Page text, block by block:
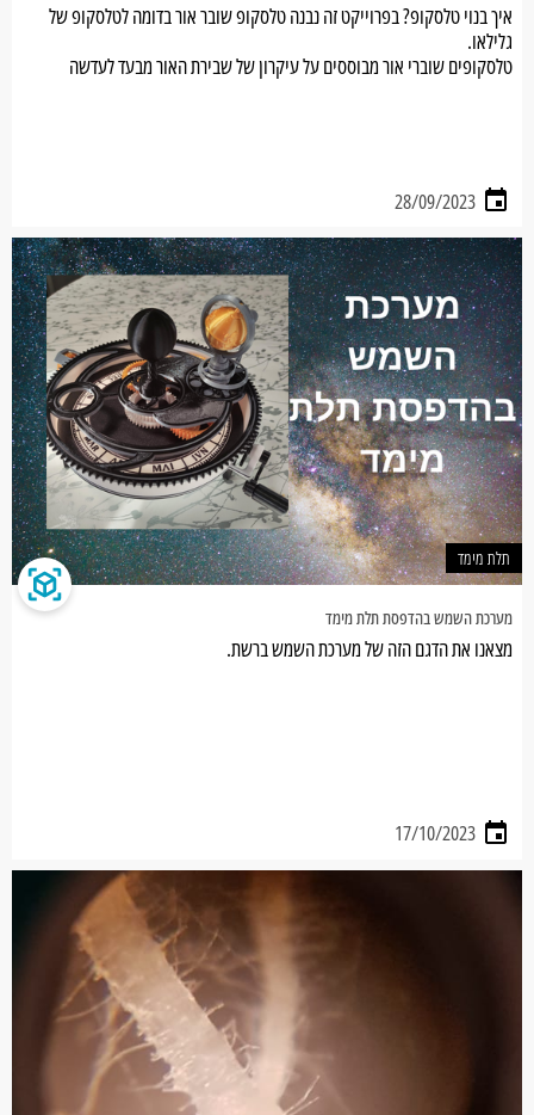
איך בנוי טלסקופ? בפרוייקט זה נבנה טלסקופ שובר אור בדומה לטלסקופ של
גלילאו.
טלסקופים שוברי אור מבוססים על עיקרון של שבירת האור מבעד לעדשה
28/09/2023
תלת מימד
מערכת השמש בהדפסת תלת מימד
מצאנו את הדגם הזה של מערכת השמש ברשת.
17/10/2023